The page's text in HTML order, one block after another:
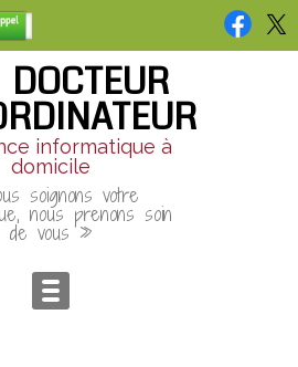
DOCTEUR
informatique à
domicile
soignons votre
nous prenons soin
de vous »
cookies